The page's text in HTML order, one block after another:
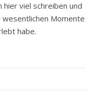
hier viel schreiben und
Momente
habe.